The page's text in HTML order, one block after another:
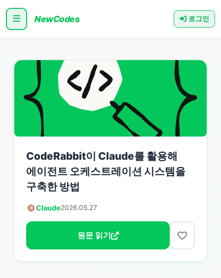
NewCodes 로그인
CodeRabbit이 Claude를 활용해
에이전트 오케스트레이션 시스템을
구축한 방법
Claude2026.05.27
원문 읽기